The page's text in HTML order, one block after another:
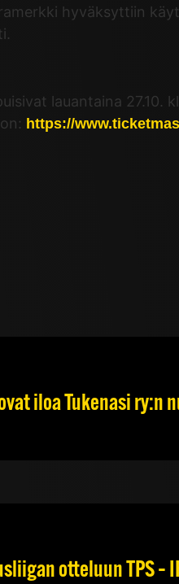
hyväksyttiin
lauantaina 27.10.
https://
iloa Tukenasi ry:n
otteluun TPS –